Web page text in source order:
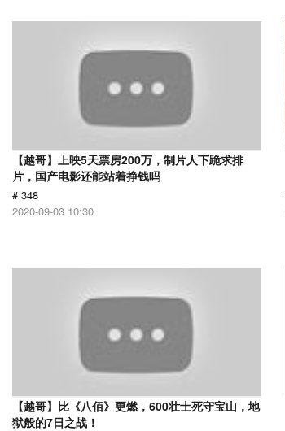
【越哥】上映5天票房200万，制片人下跪求排
片，国产电影还能站着挣钱吗
# 348
2020-09-03 10:30
【越哥】比《八佰》更燃，600壮士死守宝山，地
狱般的7日之战！